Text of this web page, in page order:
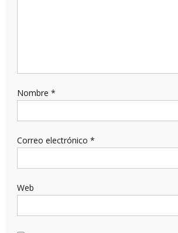
Nombre *
Correo electrónico *
Web